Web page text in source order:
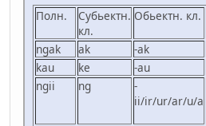
Полн.
Субьектн.
кл.
Обьектн. кл.
ngak ak -ak
kau
ke -au
ngii
ng
-
ii/ir/ur/ar/u/a